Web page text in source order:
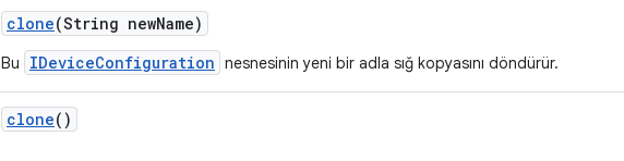
clone(String newName)
Bu IDeviceConfiguration nesnesinin yeni bir adla sığ kopyasını döndürür.
clone()